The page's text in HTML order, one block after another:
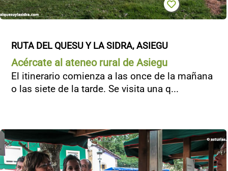
RUTA DEL QUESU Y LA SIDRA, ASIEGU
Acércate al ateneo rural de Asiegu
El itinerario comienza a las once de la mañana
o las siete de la tarde. Se visita una q...